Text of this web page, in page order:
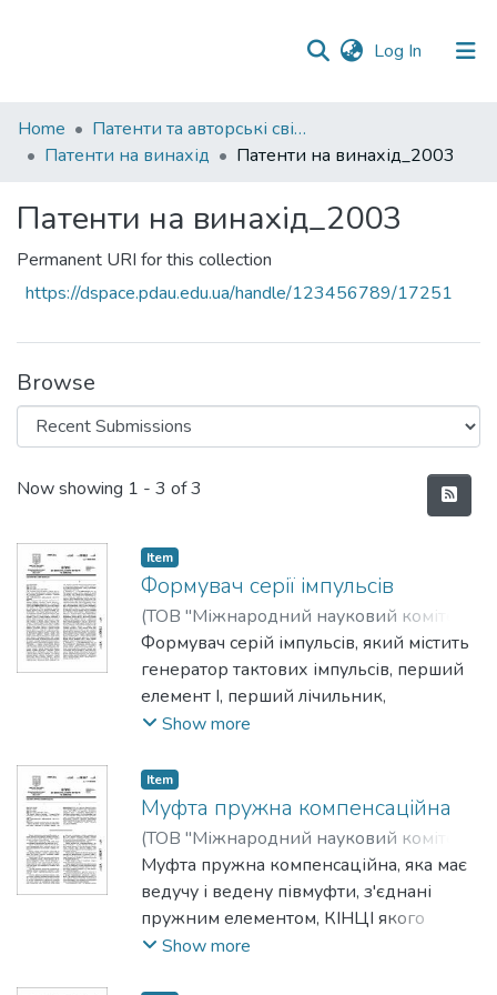
Log In (current)
Communities
&
All of DSpace
Statistics
Home
Патенти та авторські свідоцтва
Патенти на винахід
Патенти на винахід_2003
Патенти на винахід_2003
Permanent URI for this collection
https://dspace.pdau.edu.ua/handle/123456789/17251
Browse
Recent Submissions
Now showing 1 - 3 of 3
Item
Формувач серії імпульсів
(ТОВ "Міжнародний науковий комітет"
2003-04-15)Глуховець, Олександр
Юрійович;Івченко, Євген Ігоревич;
Глуховець, Юрій Вікторович;
Ігор Іванович
Формувач серій імпульсів, який містить
генератор тактових імпульсів, перший
елемент І, перший лічильник,
мультиплексор і перший RS-тригер,
додатково введені блок задания
інтервалу, блок задания структури тесту,
блок формування адресних команд,
другий лічильник, другий RS-тригер,
другий елемент І, блок задания режиму,
причому вихід генератора тактових
імпульсів з'єднано з першим входом
Show more
Item
Муфта пружна компенсаційна
(ТОВ "Міжнародний науковий комітет"
2003-07-15)Бондар, Микола Іванович
Глуховець, Юрій Вікторович;Слюсарь,
Ігор Іванович;Уткін, Юрій Вікторович
Муфта пружна компенсаційна, яка має
ведучу і ведену півмуфти, з'єднані
пружним елементом, КІНЦІ якого
закріплені в обоймах півмуфт, яка
Show more